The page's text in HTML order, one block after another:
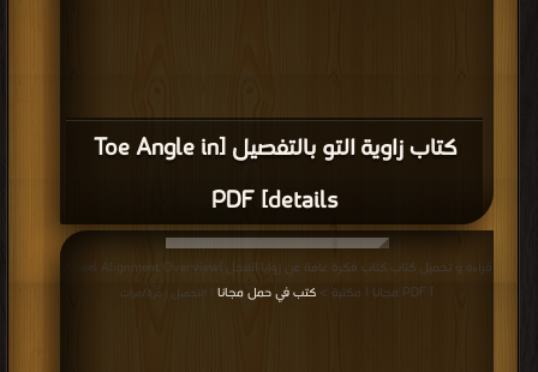
كتاب زاوية التو بالتفصيل [Toe Angle in
details] PDF
قراءة و تحميل كتاب كتاب فكرة عامة عن زوايا العجل [Wheel Alignment Overview
] PDF مجانا | مكتبة >
كتب في حمل مجانا | التحميل : مرة/مرات